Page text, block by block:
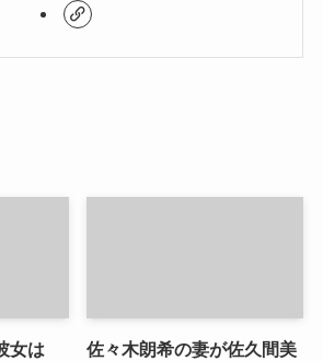
女は
佐々木朗希の妻が佐久間美